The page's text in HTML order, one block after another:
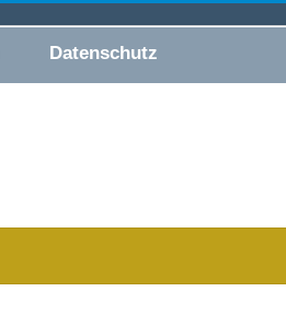
Datenschutz